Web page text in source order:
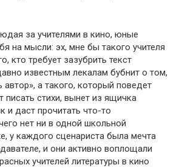
за учителями в кино, юные
на мысли: эх, мне бы такого учителя
кто требует зазубрить текст
известным лекалам бубнит о том,
автор», а такого, который поведет
писать стихи, вынет из ящичка
и даст прочитать что-то
нет ни в одной школьной
у каждого сценариста была мечта
и они активно воплощали
учителей литературы в кино